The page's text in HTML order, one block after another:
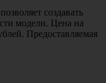
создавать
модели. Цена на
Предоставляемая